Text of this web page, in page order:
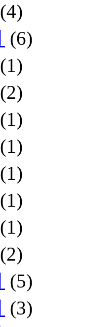
(4)
(6)
(1)
(2)
(1)
(1)
(1)
(1)
(1)
(2)
(5)
(3)